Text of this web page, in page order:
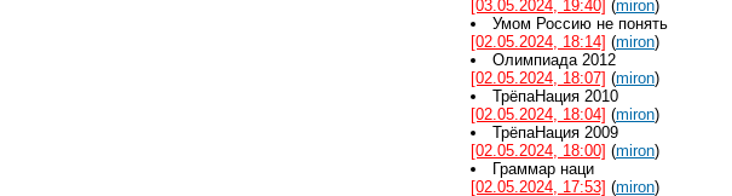
[03.05.2024, 19:40] (miron)
Умом Россию не понять
[02.05.2024, 18:14] (miron)
Олимпиада 2012
[02.05.2024, 18:07] (miron)
ТрёпаНация 2010
[02.05.2024, 18:04] (miron)
ТрёпаНация 2009
[02.05.2024, 18:00] (miron)
Граммар наци
[02.05.2024, 17:53] (miron)